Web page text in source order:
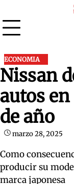
to
content
ECONOMIA
Nissan
autos
de año
marzo 28, 2025
Como
producir su
marca japonesa